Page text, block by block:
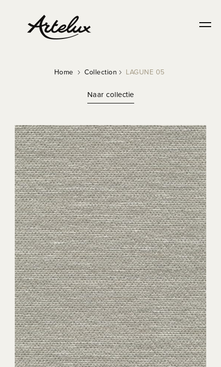
Home Collection LAGUNE 05
Naar collectie